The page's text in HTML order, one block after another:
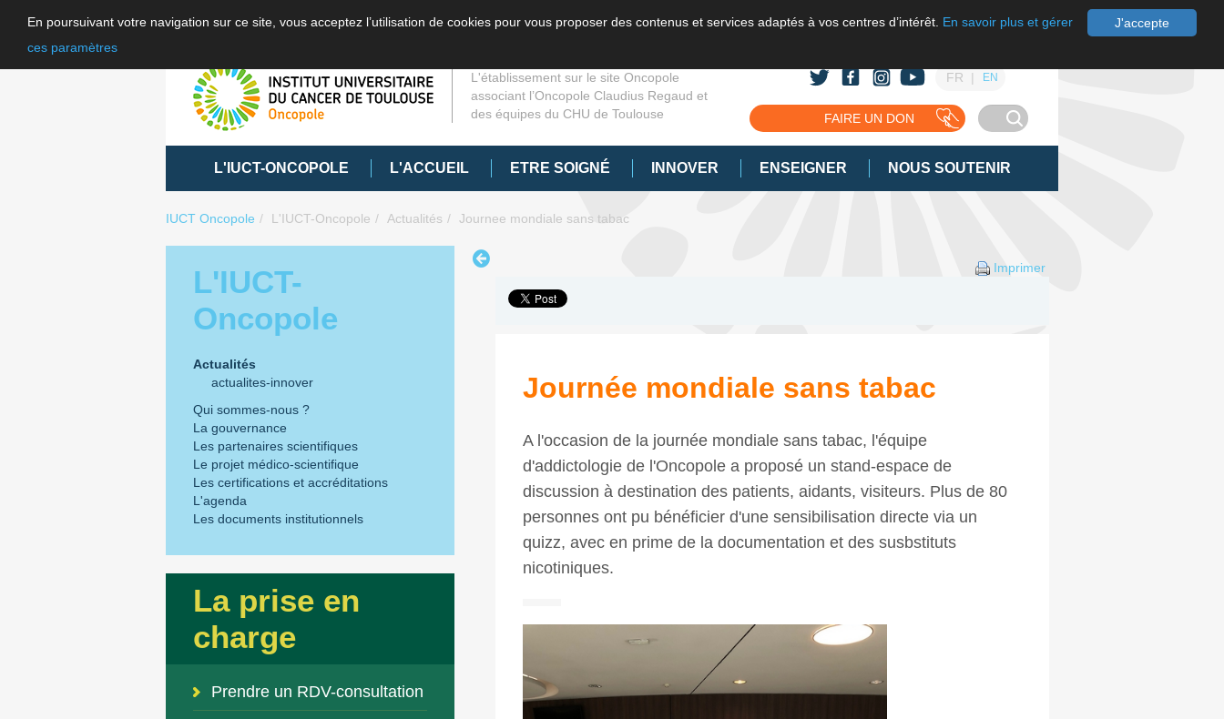
J'accepte
En poursuivant votre navigation sur ce site, vous acceptez l’utilisation de cookies pour vous proposer des contenus et services adaptés à vos centres d’intérêt. En savoir plus et gérer
ces paramètres
L'établissement sur le site Oncopole
associant l’Oncopole Claudius Regaud et
des équipes du CHU de Toulouse
FR EN
FAIRE UN DON
L'IUCT-ONCOPOLE L'ACCUEIL ETRE SOIGNÉ INNOVER ENSEIGNER NOUS SOUTENIR
IUCT Oncopole L'IUCT-Oncopole Actualités Journee mondiale sans tabac
L'IUCT-
Oncopole
Actualités
actualites-innover
Qui sommes-nous ?
La gouvernance
Les partenaires scientifiques
Le projet médico-scientifique
Les certifications et accréditations
L'agenda
Les documents institutionnels
La prise en
charge
Prendre un RDV-consultation
Imprimer
Journée mondiale sans tabac
A l'occasion de la journée mondiale sans tabac, l'équipe
d'addictologie de l'Oncopole a proposé un stand-espace de
discussion à destination des patients, aidants, visiteurs. Plus de 80
personnes ont pu bénéficier d'une sensibilisation directe via un
quizz, avec en prime de la documentation et des susbstituts
nicotiniques.